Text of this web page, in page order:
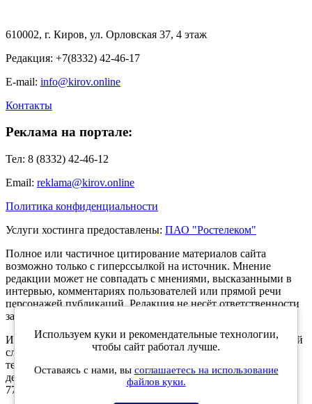
610002, г. Киров, ул. Орловская 37, 4 этаж
Редакция: +7(8332) 42-46-17
E-mail: info@kirov.online
Контакты
Реклама на портале:
Тел: 8 (8332) 42-46-12
Email: reklama@kirov.online
Политика конфиденциальности
Услуги хостинга предоставлены: ПАО "Ростелеком"
Полное или частичное цитирование материалов сайта
возможно только с гиперссылкой на источник. Мнение
редакции может не совпадать с мнениями, высказанными в
интервью, комментариях пользователей или прямой речи
персонажей публикаций. Редакция не несёт ответственности
за текст комментариев читателей.
Интернет-портал Kirov.online зарегистрирован в Федеральной
службе по надзору в сфере связи, информационных
технологий и массовых коммуникаций (Роскомнадзор) 5
декабря 2019 года. Регистрационный номер ЭЛ № ФС 77 -
77189.
Используем куки и рекомендательные технологии,
чтобы сайт работал лучше.
Оставаясь с нами, вы соглашаетесь на использование
файлов куки.